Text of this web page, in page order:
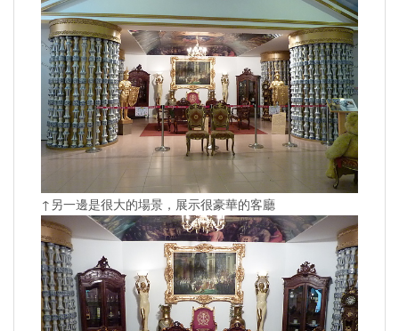
↑另一邊是很大的場景，展示很豪華的客廳